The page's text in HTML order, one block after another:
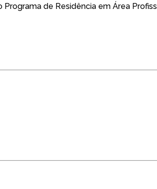
de Residência em Área